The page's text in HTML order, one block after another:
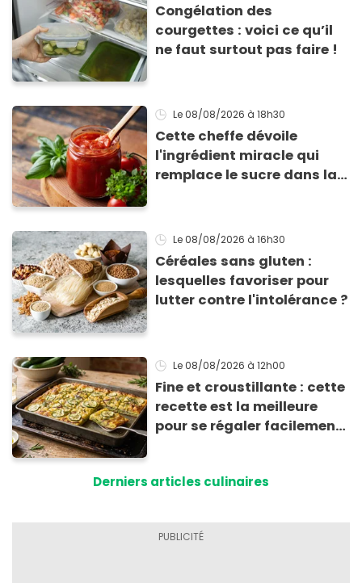
Congélation des
courgettes : voici ce qu’il
ne faut surtout pas faire !
Le 08/08/2026 à 18h30
Cette cheffe dévoile
l'ingrédient miracle qui
remplace le sucre dans la
Le 08/08/2026 à 16h30
Céréales sans gluten :
lesquelles favoriser pour
lutter contre l'intolérance ?
Le 08/08/2026 à 12h00
Fine et croustillante : cette
recette est la meilleure
pour se régaler facilement
Derniers articles culinaires